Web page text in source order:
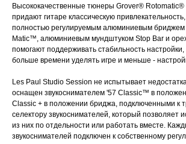
Высококачественные тюнеры Grover® Rotomatic®
придают гитаре классическую
полностью регулируемым алюминиевым бриджем
Matic™, алюминиевым мундштуком Stop Bar и
помогают поддерживать стабильность
больше времени уделять игре и меньше -
Les Paul Studio Session не испытывает
оснащен звукоснимателем '57 Classic™ в
Classic + в положении бриджа, подключенными к
селектору звукоснимателей, который позволяет
из них по отдельности или работать вместе.
звукоснимателей подключен к собственному